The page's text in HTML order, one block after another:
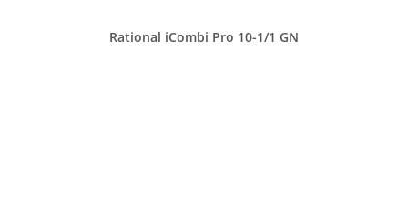
Rational iCombi Pro 10-1/1 GN